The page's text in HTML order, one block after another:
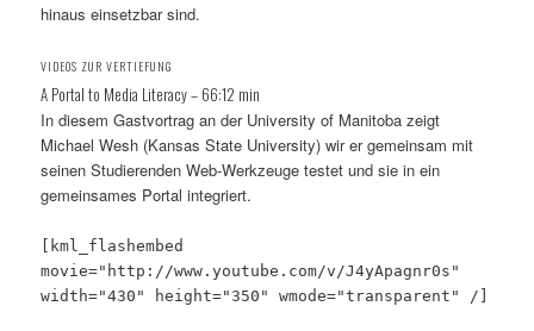
hinaus einsetzbar sind.
VIDEOS ZUR VERTIEFUNG
A Portal to Media Literacy – 66:12 min
In diesem Gastvortrag an der University of Manitoba zeigt
Michael Wesh (Kansas State University) wir er gemeinsam mit
seinen Studierenden Web-Werkzeuge testet und sie in ein
gemeinsames Portal integriert.
[kml_flashembed
movie="http://www.youtube.com/v/J4yApagnr0s"
width="430" height="350" wmode="transparent" /]